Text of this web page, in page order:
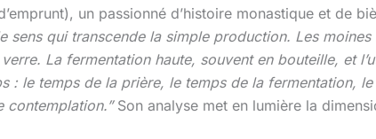
un passionné d’histoire monastique et de
qui transcende la simple production. Les moines
La fermentation haute, souvent en bouteille, et
: le temps de la prière, le temps de la fermentation,
contemplation.”Son analyse met en lumière la